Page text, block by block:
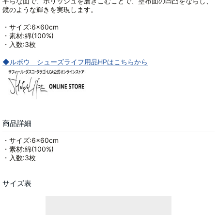
鏡のような輝きを実現します。
・サイズ:6×60cm
・素材:綿(100%)
・入数:3枚
◆ルボウ シューズライフ用品HPはこちらから
商品詳細
・サイズ:6×60cm
・素材:綿(100%)
・入数:3枚
サイズ表